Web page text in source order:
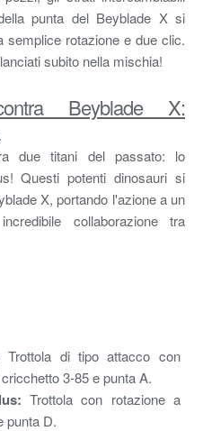
punta del Beyblade X si
semplice rotazione e due clic.
subito nella mischia!
Beyblade X:
due titani del passato: lo
Questi potenti dinosauri si
X, portando l'azione a un
collaborazione tra
Trottola di tipo attacco con
3-85 e punta A.
Trottola con rotazione a
punta D.